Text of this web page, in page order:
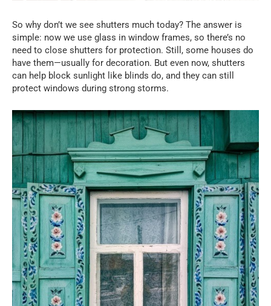
So why don’t we see shutters much today? The answer is
simple: now we use glass in window frames, so there’s no
need to close shutters for protection. Still, some houses do
have them—usually for decoration. But even now, shutters
can help block sunlight like blinds do, and they can still
protect windows during strong storms.